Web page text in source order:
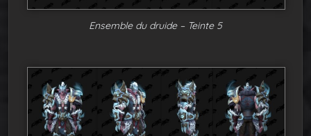
Ensemble du druide – Teinte 5